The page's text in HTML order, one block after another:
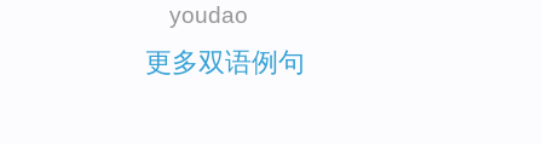
youdao
更多双语例句